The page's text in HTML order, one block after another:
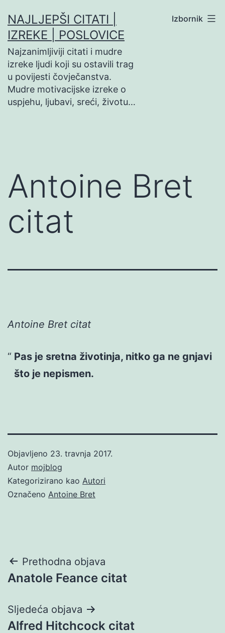
na
sadržaj
NAJLJEPŠI CITATI |
IZREKE | POSLOVICE
Najzanimljiviji citati i mudre
izreke ljudi koji su ostavili trag
u povijesti čovječanstva.
Mudre motivacijske izreke o
uspjehu, ljubavi, sreći, životu…
Izbornik
Antoine Bret
citat
Antoine Bret citat
Pas je sretna životinja, nitko ga ne gnjavi
što je nepismen.
Objavljeno 23. travnja 2017.
Autor mojblog
Kategorizirano kao Autori
Označeno Antoine Bret
Navigacija
objava
Prethodna objava
Anatole Feance citat
Sljedeća objava
Alfred Hitchcock citat